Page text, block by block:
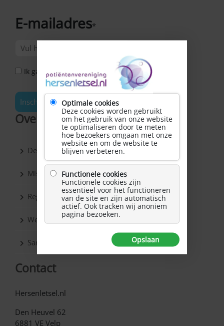
E-mailadres*
Ik ga akkoord met het Privacy Statement *
Inschrijven
Over Hersenletsel.nl
De vereniging
Missie & Visie
Regio’s
Werkgroepen
Samenwerkingspartners
Contact
Hersenletsel.nl
Den Heuvel 62
6881 VE Velp
Optimale cookies
Deze cookies worden gebruikt
om het gebruik van onze website
te optimaliseren door te meten
hoe bezoekers omgaan met onze
website en om de website te
blijven verbeteren.
Functionele cookies
Functionele cookies zijn
essentieel voor het functioneren
van de site en zijn automatisch
actief. Ook tracken wij anoniem
pagina bezoeken.
Opslaan